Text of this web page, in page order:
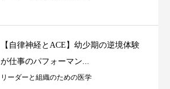
【自律神経とACE】幼少期の逆境体験
が仕事のパフォーマン...
リーダーと組織のための医学